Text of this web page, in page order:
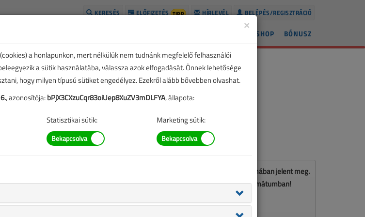
BELÉPÉS/REGISZTRÁCIÓ
HÍRLEVÉL
ELŐFIZETÉS TIPP
KERESÉS
BÓNUSZ
SHOP
Ez a cikk a VL 2016. novemberi számában jelent meg.
Töltse le a lapszámot PDF formátumban!
LETÖLTÉS
×
a honlapunkon, mert nélkülük nem tudnánk megfelelő felhasználói
a sütik használatába, válassza azok elfogadását. Önnek lehetősége
hogy milyen típusú sütiket engedélyez. Ezekről alább bővebben olvashat.
, azonosítója:bPjX3CXzuCqr83oiUep8XuZV3mDLFYA, állapota:
Statisztikai sütik: Marketing sütik: